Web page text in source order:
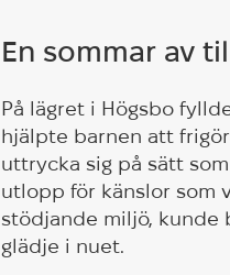
En sommar av
På lägret i Högsbo
hjälpte barnen att
uttrycka sig på sätt
utlopp för känslor som
stödjande miljö, kunde
glädje i nuet.